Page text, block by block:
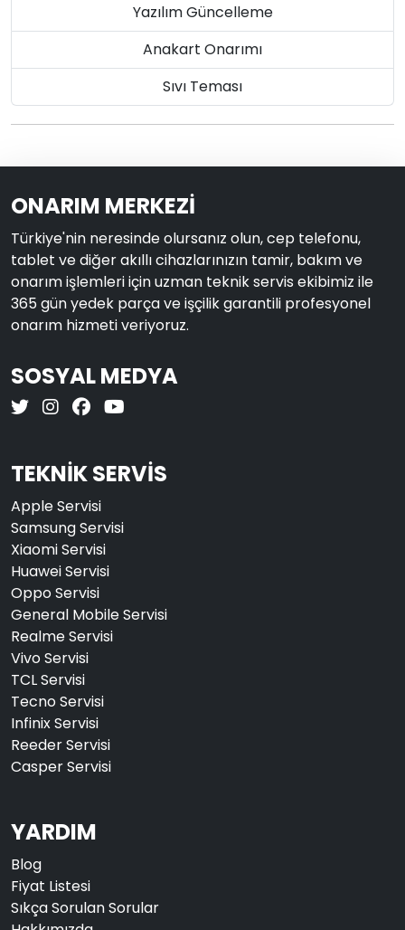
Yazılım Güncelleme
Anakart Onarımı
Sıvı Teması
ONARIM MERKEZİ
Türkiye'nin neresinde olursanız olun, cep telefonu,
tablet ve diğer akıllı cihazlarınızın tamir, bakım ve
onarım işlemleri için uzman teknik servis ekibimiz ile
365 gün yedek parça ve işçilik garantili profesyonel
onarım hizmeti veriyoruz.
SOSYAL MEDYA
TEKNİK SERVİS
Apple Servisi
Samsung Servisi
Xiaomi Servisi
Huawei Servisi
Oppo Servisi
General Mobile Servisi
Realme Servisi
Vivo Servisi
TCL Servisi
Tecno Servisi
Infinix Servisi
Reeder Servisi
Casper Servisi
YARDIM
Blog
Fiyat Listesi
Sıkça Sorulan Sorular